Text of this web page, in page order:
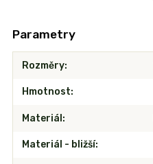
Parametry
Rozměry
Hmotnost
Materiál
Materiál - bližší